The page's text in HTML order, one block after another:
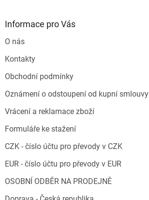
Informace pro Vás
O nás
Kontakty
Obchodní podmínky
Oznámení o odstoupení od kupní smlouvy
Vrácení a reklamace zboží
Formuláře ke stažení
CZK - číslo účtu pro převody v CZK
EUR - číslo účtu pro převody v EUR
OSOBNÍ ODBĚR NA PRODEJNĚ